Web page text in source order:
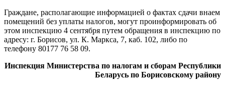
Граждане, располагающие информацией о фактах сдачи внаем
помещений без уплаты налогов, могут проинформировать об
этом инспекцию 4 сентября путем обращения в инспекцию по
адресу: г. Борисов, ул. К. Маркса, 7, каб. 102, либо по
телефону 80177 76 58 09.
Инспекция Министерства по налогам и сборам Республики
Беларусь по Борисовскому району